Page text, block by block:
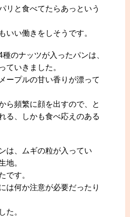
リと食べてたらあっという
いい働きをしそうです。
のナッツが入ったパンは、
ていきました。
ープルの甘い香りが漂って
ら頻繁に顔を出すので、と
る、しかも食べ応えのある
は、ムギの粒が入ってい
地。
です。
は何か注意が必要だったり
た。